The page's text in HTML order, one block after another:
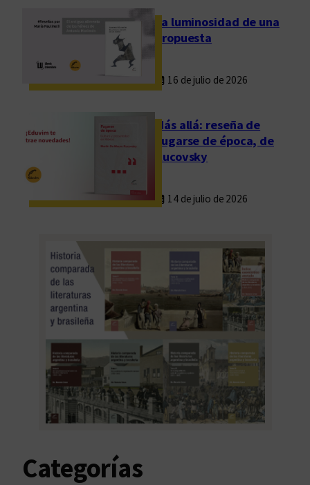
La luminosidad de una
propuesta
16 de julio de 2026
Más allá: reseña de
Fugarse de época, de
Rucovsky
14 de julio de 2026
Categorías